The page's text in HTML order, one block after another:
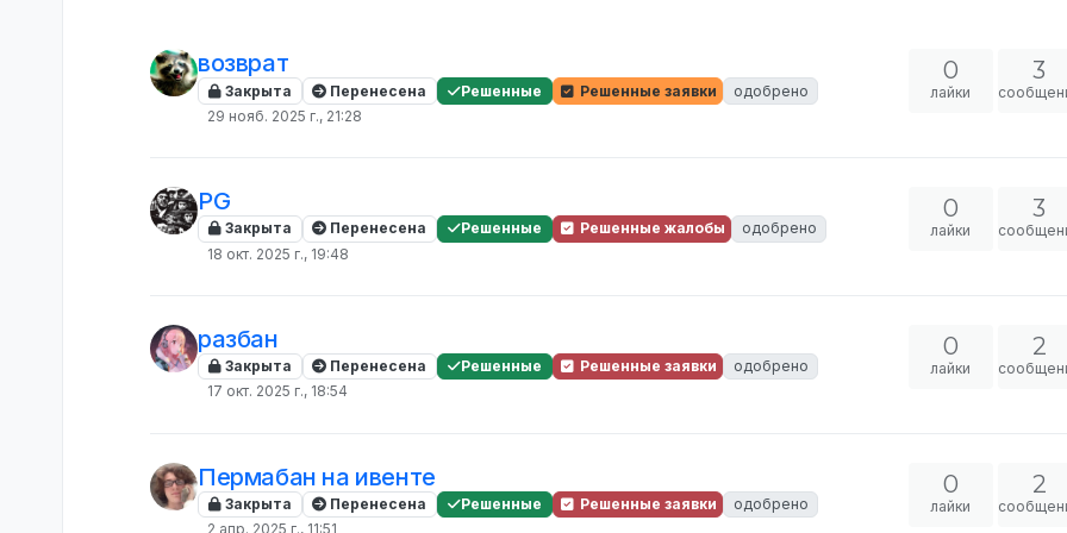
возврат
Закрыта Перенесена Решенные Решенные заявки
одобрено
29 нояб. 2025 г., 21:28
0
лайки
3
PG
Закрыта Перенесена Решенные Решенные жалобы
одобрено
18 окт. 2025 г., 19:48
0
лайки
3
разбан
Закрыта Перенесена Решенные Решенные заявки
одобрено
17 окт. 2025 г., 18:54
0
лайки
2
Пермабан на ивенте
Закрыта Перенесена Решенные Решенные заявки
одобрено
2 апр. 2025 г., 11:51
0
лайки
2